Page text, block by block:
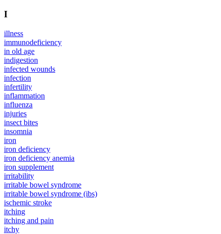
I
illness
immunodeficiency
in old age
indigestion
infected wounds
infection
infertility
inflammation
influenza
injuries
insect bites
insomnia
iron
iron deficiency
iron deficiency anemia
iron supplement
irritability
irritable bowel syndrome
irritable bowel syndrome (ibs)
ischemic stroke
itching
itching and pain
itchy